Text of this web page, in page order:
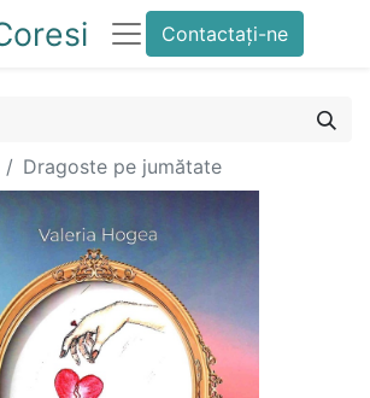
Contactați-ne
Dragoste pe jumătate